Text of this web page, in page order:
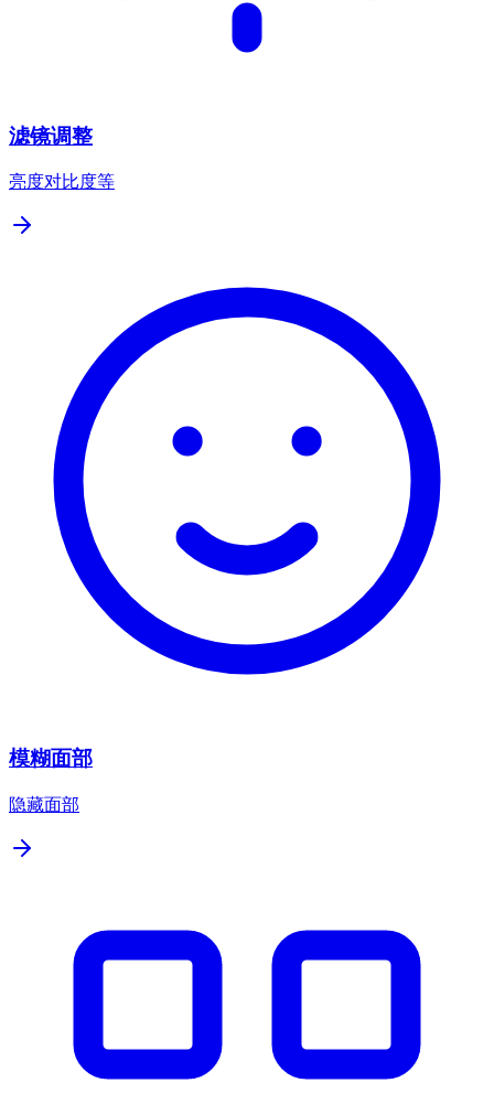
滤镜调整
亮度对比度等
模糊面部
隐藏面部